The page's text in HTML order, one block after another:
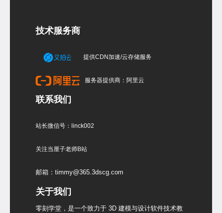
技术服务商
提供CDN加速/云存储服务
服务器提供商：阿里云
联系我们
站长微信号：linck002
关注当厘子老师B站
邮箱：timmy@365.3dscg.com
关于我们
零刻学堂，是一个致力于 3D 建模与设计软件技术教